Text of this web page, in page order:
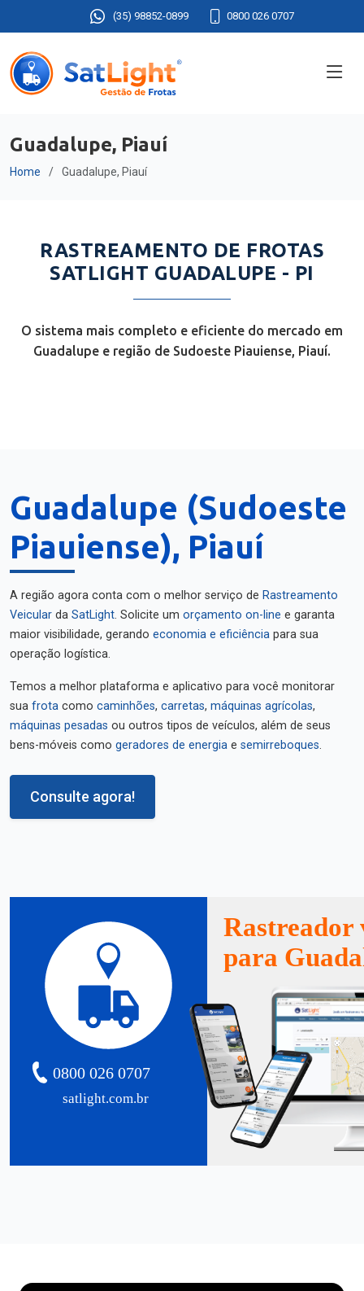
(35) 98852-0899 0800 026 0707
Guadalupe, Piauí
Home Guadalupe, Piauí
RASTREAMENTO DE FROTAS
SATLIGHT GUADALUPE - PI
O sistema mais completo e eficiente do mercado em
Guadalupe e região de Sudoeste Piauiense, Piauí.
Guadalupe (Sudoeste
Piauiense), Piauí
A região agora conta com o melhor serviço de Rastreamento
Veicular da SatLight. Solicite um orçamento on-line e garanta
maior visibilidade, gerando economia e eficiência para sua
operação logística.
Temos a melhor plataforma e aplicativo para você monitorar
sua frota como caminhões, carretas, máquinas agrícolas,
máquinas pesadas ou outros tipos de veículos, além de seus
bens-móveis como geradores de energia e semirreboques.
Consulte agora!
satlight.com.br
0800 026 0707
Rastreador
para